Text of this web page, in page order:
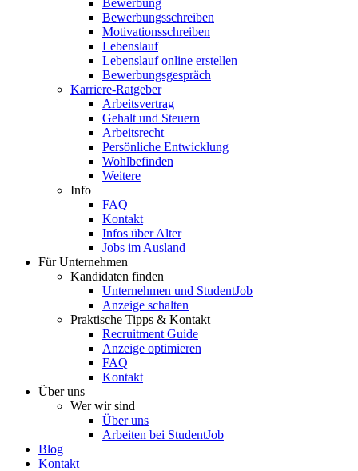
Bewerbung
Bewerbungsschreiben
Motivationsschreiben
Lebenslauf
Lebenslauf online erstellen
Bewerbungsgespräch
Karriere-Ratgeber
Arbeitsvertrag
Gehalt und Steuern
Arbeitsrecht
Persönliche Entwicklung
Wohlbefinden
Weitere
Info
FAQ
Kontakt
Infos über Alter
Jobs im Ausland
Für Unternehmen
Kandidaten finden
Unternehmen und StudentJob
Anzeige schalten
Praktische Tipps & Kontakt
Recruitment Guide
Anzeige optimieren
FAQ
Kontakt
Über uns
Wer wir sind
Über uns
Arbeiten bei StudentJob
Blog
Kontakt